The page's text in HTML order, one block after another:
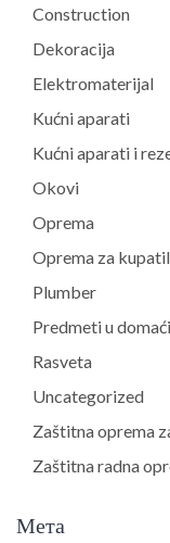
Construction
Dekoracija
Elektromaterijal
Kućni aparati
Kućni aparati i
Okovi
Oprema
Oprema za
Plumber
Predmeti u
Rasveta
Uncategorized
Zaštitna oprema
Zaštitna radna
Мета